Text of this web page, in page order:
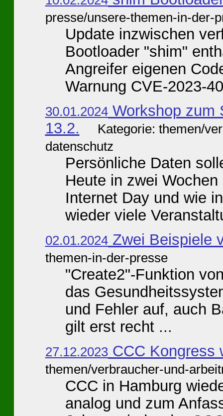
presse/unsere-themen-in-der-
Update inzwischen
Bootloader "shim"
Angreifer eigenen
Warnung CVE-2023-
30.01.2024Workshop zum
13.2.
Kategorie: themen/
datenschutz
Persönliche Daten
Heute in zwei
Internet Day und wie
wieder viele
02.01.2024Zwei Beispiele
themen-in-der-presse
"Create2"-Funktion
das
und Fehler auf, auch
gilt erst recht ...
27.12.2023CCC Kongress
themen/verbraucher-und-
CCC in Hamburg
analog und zum